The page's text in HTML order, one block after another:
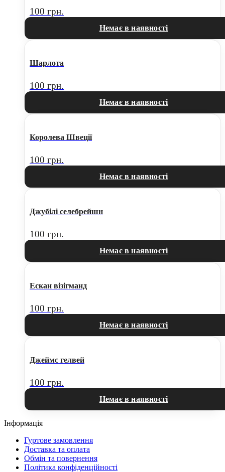
100 грн.
Немає в наявності
Шарлота
100 грн.
Немає в наявності
Королева Швеції
100 грн.
Немає в наявності
Джубілі селебрейшн
100 грн.
Немає в наявності
Ескан візігманд
100 грн.
Немає в наявності
Джеймс гелвей
100 грн.
Немає в наявності
Інформація
Гуртове замовлення
Доставка та оплата
Обмін та повернення
Політика конфіденційності